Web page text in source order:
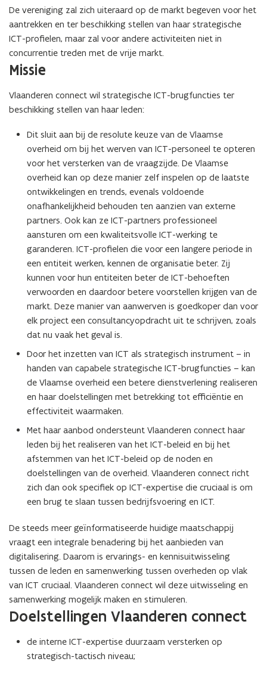
De vereniging zal zich uiteraard op de markt begeven voor het
aantrekken en ter beschikking stellen van haar strategische
ICT-profielen, maar zal voor andere activiteiten niet in
concurrentie treden met de vrije markt.
Missie
Vlaanderen connect wil strategische ICT-brugfuncties ter
beschikking stellen van haar leden:
Dit sluit aan bij de resolute keuze van de Vlaamse
overheid om bij het werven van ICT-personeel te opteren
voor het versterken van de vraagzijde. De Vlaamse
overheid kan op deze manier zelf inspelen op de laatste
ontwikkelingen en trends, evenals voldoende
onafhankelijkheid behouden ten aanzien van externe
partners. Ook kan ze ICT-partners professioneel
aansturen om een kwaliteitsvolle ICT-werking te
garanderen. ICT-profielen die voor een langere periode in
een entiteit werken, kennen de organisatie beter. Zij
kunnen voor hun entiteiten beter de ICT-behoeften
verwoorden en daardoor betere voorstellen krijgen van de
markt. Deze manier van aanwerven is goedkoper dan voor
elk project een consultancyopdracht uit te schrijven, zoals
dat nu vaak het geval is.
Door het inzetten van ICT als strategisch instrument – in
handen van capabele strategische ICT-brugfuncties – kan
de Vlaamse overheid een betere dienstverlening realiseren
en haar doelstellingen met betrekking tot efficiëntie en
effectiviteit waarmaken.
Met haar aanbod ondersteunt Vlaanderen connect haar
leden bij het realiseren van het ICT-beleid en bij het
afstemmen van het ICT-beleid op de noden en
doelstellingen van de overheid. Vlaanderen connect richt
zich dan ook specifiek op ICT-expertise die cruciaal is om
een brug te slaan tussen bedrijfsvoering en ICT.
De steeds meer geïnformatiseerde huidige maatschappij
vraagt een integrale benadering bij het aanbieden van
digitalisering. Daarom is ervarings- en kennisuitwisseling
tussen de leden en samenwerking tussen overheden op vlak
van ICT cruciaal. Vlaanderen connect wil deze uitwisseling en
samenwerking mogelijk maken en stimuleren.
Doelstellingen Vlaanderen connect
de interne ICT-expertise duurzaam versterken op
strategisch-tactisch niveau;